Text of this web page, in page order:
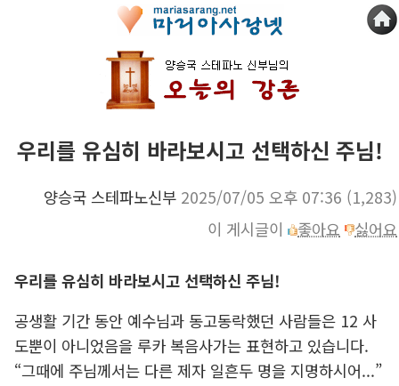
우리를 유심히 바라보시고 선택하신 주님!
양승국 스테파노신부 2025/07/05 오후 07:36 (1,283)
이 게시글이
좋아요 싫어요
우리를 유심히 바라보시고 선택하신 주님!
공생활 기간 동안 예수님과 동고동락했던 사람들은 12 사
도뿐이 아니었음을 루카 복음사가는 표현하고 있습니다.
“그때에 주님께서는 다른 제자 일흔두 명을 지명하시어...”